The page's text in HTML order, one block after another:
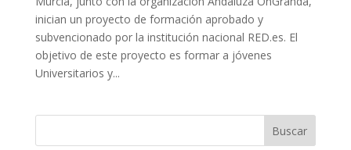
inician un proyecto de formación aprobado y
subvencionado por la institución nacional RED.es. El
objetivo de este proyecto es formar a jóvenes
Universitarios y...